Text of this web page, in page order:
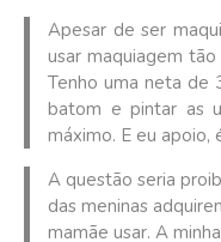
Apesar de ser
usar maquiagem
Tenho uma neta de
batom e pintar as
máximo. E eu apoio,
A questão seria
das meninas
mamãe usar. A